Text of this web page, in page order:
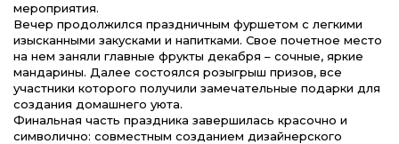
мероприятия.
Вечер продолжился праздничным фуршетом с легкими
изысканными закусками и напитками. Свое почетное место
на нем заняли главные фрукты декабря – сочные, яркие
мандарины. Далее состоялся розыгрыш призов, все
участники которого получили замечательные подарки для
создания домашнего уюта.
Финальная часть праздника завершилась красочно и
символично: совместным созданием дизайнерского